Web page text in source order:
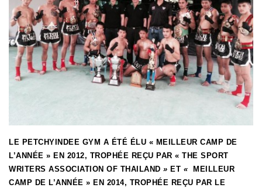
LE PETCHYINDEE GYM A ÉTÉ ÉLU « MEILLEUR CAMP DE
L’ANNÉE » EN 2012, TROPHÉE REÇU PAR « THE SPORT
WRITERS ASSOCIATION OF THAILAND » ET «
MEILLEUR
CAMP DE L’ANNÉE » EN 2014, TROPHÉE REÇU PAR LE